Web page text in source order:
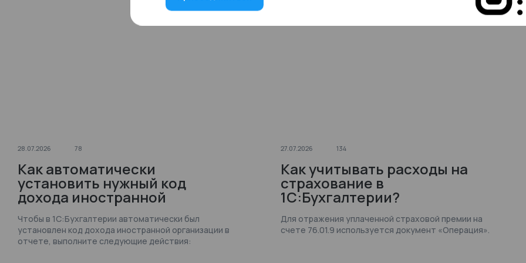
28.07.2026 78
Как автоматически
установить нужный код
дохода иностранной
организации в отчете
«Доходы, выплаченные
иностранным организациям»
Чтобы в 1С:Бухгалтерии автоматически был
установлен код дохода иностранной организации в
отчете, выполните следующие действия:
27.07.2026 134
Как учитывать расходы на
страхование в
1С:Бухгалтерии?
Для отражения уплаченной страховой премии на
счете 76.01.9 используется документ «Операция».